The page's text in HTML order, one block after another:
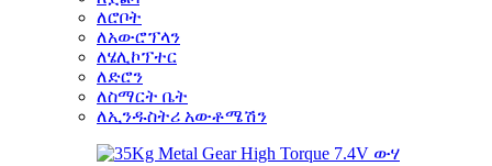
ለሮቦት
ለአውሮፕላን
ለሄሊኮፕተር
ለድሮን
ለስማርት ቤት
ለኢንዱስትሪ አውቶሜሽን